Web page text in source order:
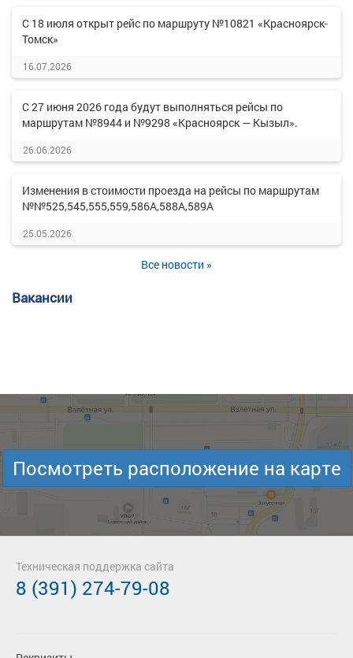
С 18 июля открыт рейс по маршруту №10821 «Красноярск-
Томск»
16.07.2026
С 27 июня 2026 года будут выполняться рейсы по
маршрутам №8944 и №9298 «Красноярск — Кызыл».
26.06.2026
Изменения в стоимости проезда на рейсы по маршрутам
№№525,545,555,559,586А,588А,589А
25.05.2026
Все новости »
Вакансии
Посмотреть расположение на карте
Техническая поддержка сайта
8 (391) 274-79-08